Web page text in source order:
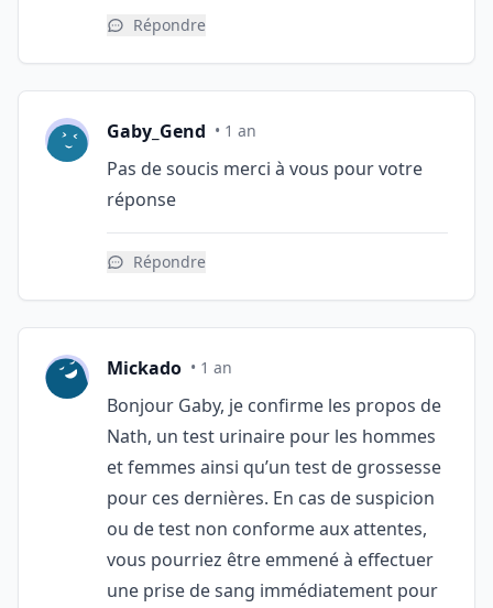
Répondre
Gaby_Gend • 1 an
Pas de soucis merci à vous pour votre
réponse
Répondre
Mickado • 1 an
Bonjour Gaby, je confirme les propos de
Nath, un test urinaire pour les hommes
et femmes ainsi qu’un test de grossesse
pour ces dernières. En cas de suspicion
ou de test non conforme aux attentes,
vous pourriez être emmené à effectuer
une prise de sang immédiatement pour